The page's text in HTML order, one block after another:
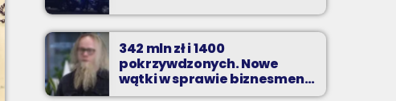
342 mln zł i 1400
pokrzywdzonych. Nowe
wątki w sprawie biznesmena
z Bielska-Białej